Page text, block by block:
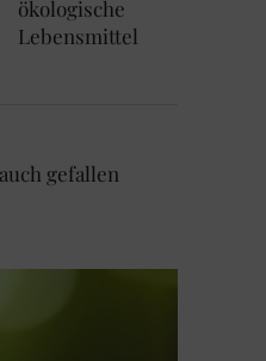
ökologische
Lebensmittel
gefallen